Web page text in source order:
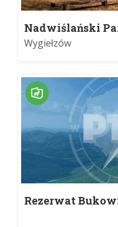
Nadwiślański
Wygiełzowie
Wygiełzów
Rezerwat